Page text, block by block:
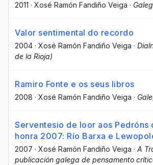
2011 · Xosé Ramón Fandiño Veiga ·
Valor sentimental do recordo
2004 · Xosé Ramón Fandiño Veiga ·
de la Rioja)
Ramiro Fonte e os seus libros
2008 · Xosé Ramón Fandiño Veiga ·
Serventesio de loor aos Pedróns
honra 2007: Río Barxa e
2007 · Xosé Ramón Fandiño Veiga · A
publicación galega de pensamento